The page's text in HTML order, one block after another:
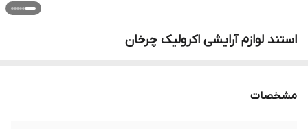
استند لوازم آرایشی اکرولیک چرخان
مشخصات